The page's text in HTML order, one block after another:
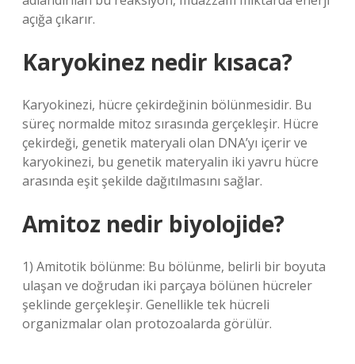
açığa çıkarır.
Karyokinez nedir kısaca?
Karyokinezi, hücre çekirdeğinin bölünmesidir. Bu
süreç normalde mitoz sırasında gerçekleşir. Hücre
çekirdeği, genetik materyali olan DNA’yı içerir ve
karyokinezi, bu genetik materyalin iki yavru hücre
arasında eşit şekilde dağıtılmasını sağlar.
Amitoz nedir biyolojide?
1) Amitotik bölünme: Bu bölünme, belirli bir boyuta
ulaşan ve doğrudan iki parçaya bölünen hücreler
şeklinde gerçekleşir. Genellikle tek hücreli
organizmalar olan protozoalarda görülür.